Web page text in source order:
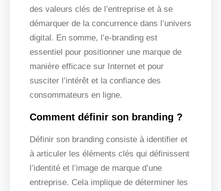
des valeurs clés de l’entreprise et à se
démarquer de la concurrence dans l’univers
digital. En somme, l’e-branding est
essentiel pour positionner une marque de
manière efficace sur Internet et pour
susciter l’intérêt et la confiance des
consommateurs en ligne.
Comment définir son branding ?
Définir son branding consiste à identifier et
à articuler les éléments clés qui définissent
l’identité et l’image de marque d’une
entreprise. Cela implique de déterminer les